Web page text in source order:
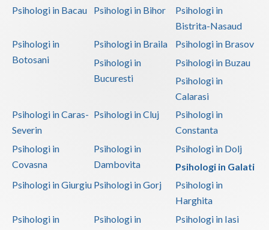
Psihologi in Bacau
Psihologi in Bihor
Psihologi in
Bistrita-Nasaud
Psihologi in
Botosani
Psihologi in Braila
Psihologi in Brasov
Psihologi in
Bucuresti
Psihologi in Buzau
Psihologi in
Calarasi
Psihologi in Caras-
Severin
Psihologi in Cluj
Psihologi in
Constanta
Psihologi in
Covasna
Psihologi in
Dambovita
Psihologi in Dolj
Psihologi in Galati
Psihologi in Giurgiu Psihologi in Gorj
Psihologi in
Harghita
Psihologi in
Psihologi in
Psihologi in Iasi